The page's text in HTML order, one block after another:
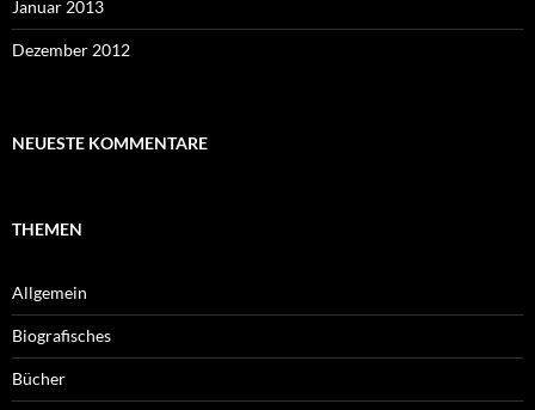
Januar 2013
Dezember 2012
NEUESTE KOMMENTARE
THEMEN
Allgemein
Biografisches
Bücher